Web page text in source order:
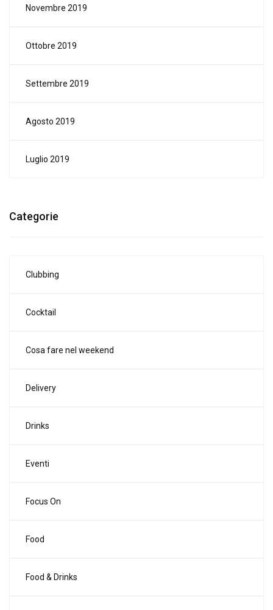
Novembre 2019
Ottobre 2019
Settembre 2019
Agosto 2019
Luglio 2019
Categorie
Clubbing
Cocktail
Cosa fare nel weekend
Delivery
Drinks
Eventi
Focus On
Food
Food & Drinks